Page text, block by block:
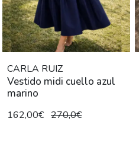
CARLA RUIZ
Vestido midi cuello azul
marino
162,00€ 270,0€